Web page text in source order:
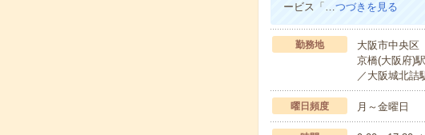
ービス「…つづきを見る
勤務地
大阪市中央区
京橋(大阪府)
／大阪城北詰
曜日頻度 月～金曜日